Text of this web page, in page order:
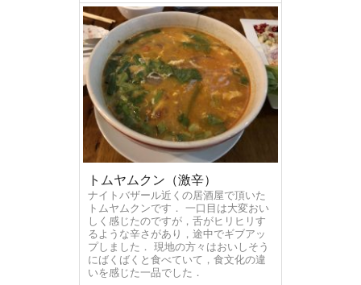
トムヤムクン（激辛）
ナイトバザール近くの居酒屋で頂いた
トムヤムクンです． 一口目は大変おい
しく感じたのですが，舌がヒリヒリす
るような辛さがあり，途中でギブアッ
プしました． 現地の方々はおいしそう
にばくばくと食べていて，食文化の違
いを感じた一品でした．